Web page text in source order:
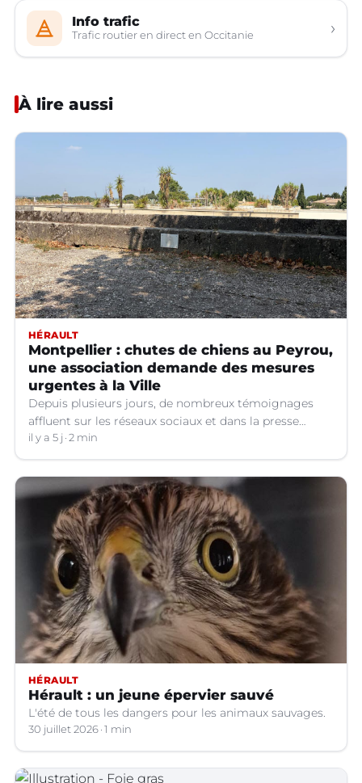
Info trafic
Trafic routier en direct en Occitanie ›
À lire aussi
HÉRAULT
Montpellier : chutes de chiens au Peyrou,
une association demande des mesures
urgentes à la Ville
Depuis plusieurs jours, de nombreux témoignages
affluent sur les réseaux sociaux et dans la presse
relatant des chutes de chiens depuis la terrasse basse
du Peyrou à Montpellier. Une association interpelle la
Ville pour demander des mesures urgentes
il y a 5 j 2 min
HÉRAULT
Hérault : un jeune épervier sauvé
L'été de tous les dangers pour les animaux sauvages.
30 juillet 2026 1 min